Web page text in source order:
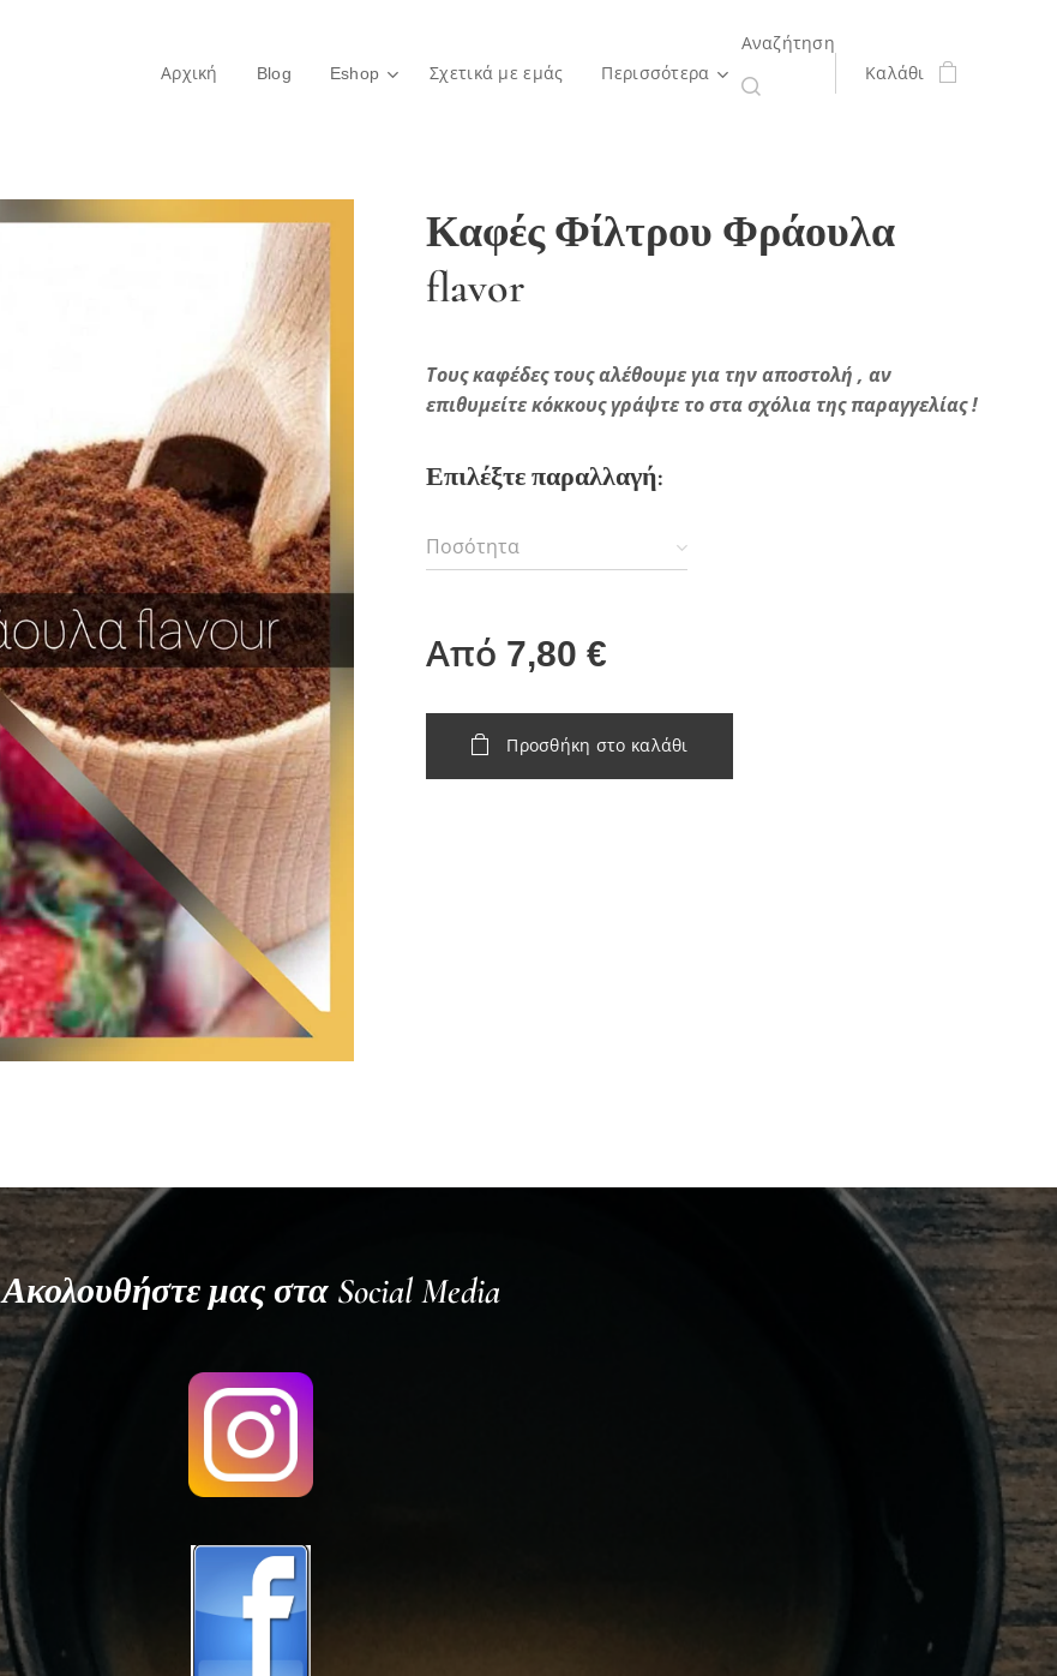
Αρχική Blog Eshop Σχετικά με εμάς Περισσότερα
Αναζήτηση
Καλάθι
Καφές Φίλτρου Φράουλα
flavor
Τους καφέδες τους αλέθουμε για την αποστολή , αν
επιθυμείτε κόκκους γράψτε το στα σχόλια της παραγγελίας !
Επιλέξτε παραλλαγή:
Ποσότητα
Από 7,80 €
Προσθήκη στο καλάθι
Ακολουθήστε μας στα Social Media